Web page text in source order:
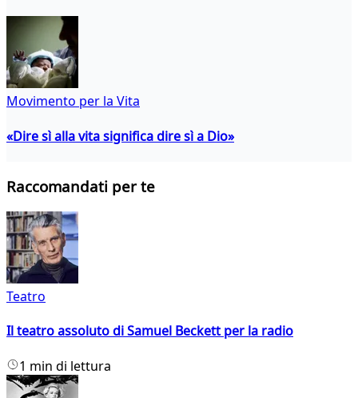
Movimento per la Vita
«Dire sì alla vita significa dire sì a Dio»
Raccomandati per te
Teatro
Il teatro assoluto di Samuel Beckett per la radio
1 min di lettura